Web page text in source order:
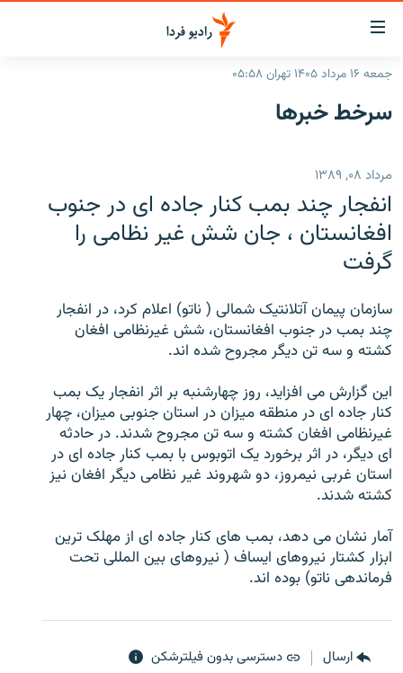
لینک‌های
قابلیت
دسترسی
بازگشت
اصلی
رفتن
صفحه
جستجو
ایران
رادیو
انتخاب کنید و بشنوید
برنامه‌های رادیویی
پادکست
چندرسانه‌ای
گزارش‌های ویدئویی
English
به ما بپیوندید
زبان‌های دیگر
جمعه ۱۶ مرداد ۱۴۰۵ تهران ۰۵:۵۸
سرخط‌ خبرها
مرداد ۰۸, ۱۳۸۹
انفجار چند بمب کنار جاده ای در جنوب
افغانستان ، جان شش غیر نظامی را
گرفت
سازمان پیمان آتلانتیک شمالی ( ناتو) اعلام کرد، در انفجار
چند بمب در جنوب افغانستان، شش غیرنظامی افغان
کشته و سه تن دیگر مجروح شده اند.
این گزارش می افزاید، روز چهارشنبه بر اثر انفجار یک بمب
کنار جاده ای در منطقه میزان در استان جنوبی میزان، چهار
غیرنظامی افغان کشته و سه تن مجروح شدند. در حادثه
ای دیگر، در اثر برخورد یک اتوبوس با بمب کنار جاده ای در
استان غربی نیمروز، دو شهروند غیر نظامی دیگر افغان نیز
کشته شدند.
آمار نشان می دهد، بمب های کنار جاده ای از مهلک ترین
ابزار کشتار نیروهای ایساف ( نیروهای بین المللی تحت
فرماندهی ناتو) بوده اند.
ارسال دسترسی بدون فیلترشکن